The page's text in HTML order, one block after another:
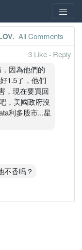
. All Comments
3 Like · Reply
因為他們的
1.5了，他們
，現在要買回
，美國政府沒
利多股市...星
不香吗？